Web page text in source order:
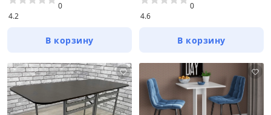
4.2
0
В корзину
4.6
0
В корзину